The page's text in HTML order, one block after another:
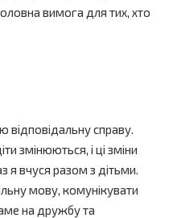
вимога для тих, хто
відповідальну справу.
змінюються, і ці зміни
я вчуся разом з дітьми.
мову, комунікувати
на дружбу та